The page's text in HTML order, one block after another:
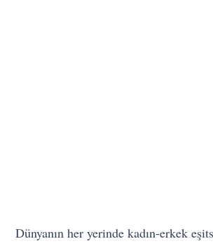
Dünyanın her yerinde kadın-erkek